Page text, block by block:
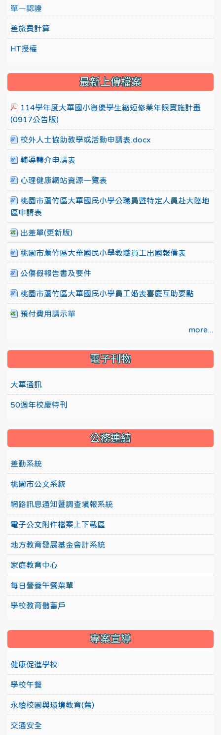
單一認證
差旅費計算
HT授權
最新上傳檔案
114學年度大華國小資優學生縮短修業年限實施計畫
(0917公告版)
校外人士協助教學或活動申請表.docx
輔導轉介申請表
心理健康網站資源一覽表
桃園市蘆竹區大華國民小學公職員暨特定人員赴大陸地
區申請表
出差單(更新版)
桃園市蘆竹區大華國民小學教職員工出國報備表
公傷假報告書及要件
桃園市蘆竹區大華國民小學員工婚喪喜慶互助要點
預付費用請示單
more...
電子刊物
大華通訊
50週年校慶特刊
公務連結
差勤系統
桃園市公文系統
網路訊息通知暨調查填報系統
電子公文附件檔案上下載區
地方教育發展基金會計系統
家庭教育中心
每日營養午餐菜單
學校教育儲蓄戶
專案宣導
健康促進學校
學校午餐
永續校園與環境教育(舊)
交通安全